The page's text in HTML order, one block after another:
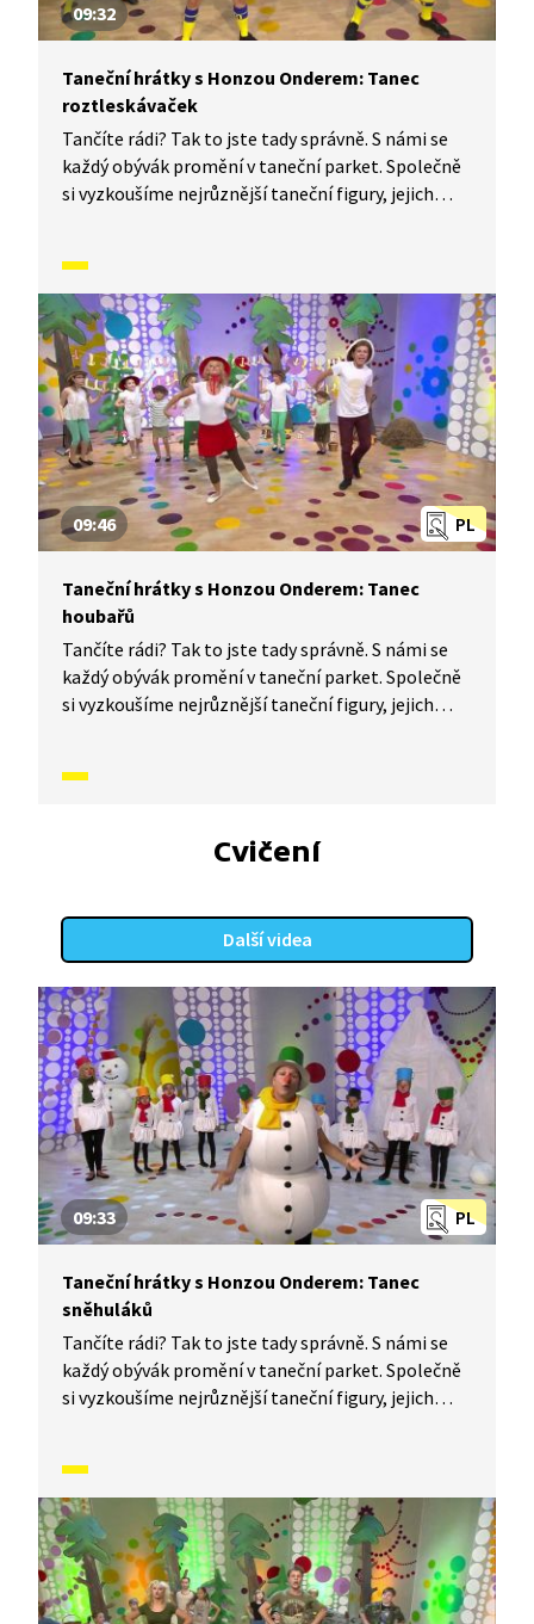
09:32
Taneční hrátky s Honzou Onderem: Tanec
roztleskávaček
Tančíte rádi? Tak to jste tady správně. S námi se
každý obývák promění v taneční parket. Společně
si vyzkoušíme nejrůznější taneční figury, jejich
vás inspirovali a udělali z vás krále či královnu
každého tanečního parketu. Dneska si ukážeme,
jak to vypadá, když se tančí Tanec roztleskávaček.
PL
09:46
Taneční hrátky s Honzou Onderem: Tanec
houbařů
Tančíte rádi? Tak to jste tady správně. S námi se
každý obývák promění v taneční parket. Společně
si vyzkoušíme nejrůznější taneční figury, jejich
vás inspirovali a udělali z vás krále či královnu
jak to vypadá, když se tančí Tanec houbařů.
Cvičení
Další videa
PL
09:33
Taneční hrátky s Honzou Onderem: Tanec
sněhuláků
Tančíte rádi? Tak to jste tady správně. S námi se
každý obývák promění v taneční parket. Společně
si vyzkoušíme nejrůznější taneční figury, jejich
vás inspirovali a udělali z vás krále či královnu
každého tanečního parketu. Dneska si ukážeme,
jak to vypadá, když se tančí tanec sněhuláků.